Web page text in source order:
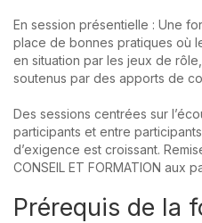
En session présentielle : Une
place de bonnes pratiques où
en situation par les jeux de
soutenus par des apports de
Des sessions centrées sur
participants et entre
d’exigence est croissant.
CONSEIL ET FORMATION aux
Prérequis de la